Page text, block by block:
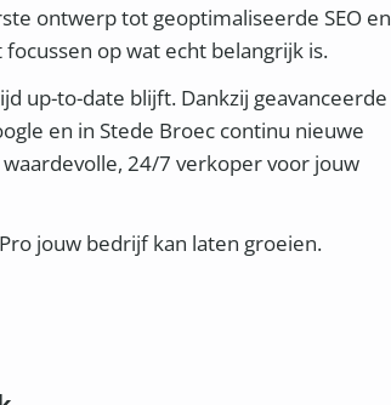
ontwerp tot geoptimaliseerde SEO en
op wat echt belangrijk is.
up-to-date blijft. Dankzij geavanceerde
en in Stede Broec continu nieuwe
24/7 verkoper voor jouw
jouw bedrijf kan laten groeien.